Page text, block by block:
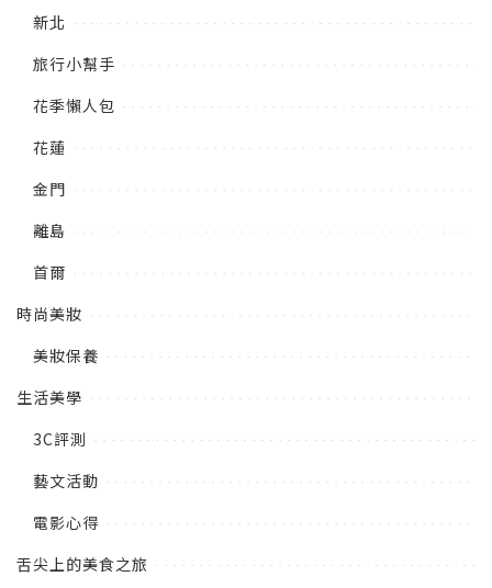
新北
旅行小幫手
花季懶人包
花蓮
金門
離島
首爾
時尚美妝
美妝保養
生活美學
3C評測
藝文活動
電影心得
舌尖上的美食之旅